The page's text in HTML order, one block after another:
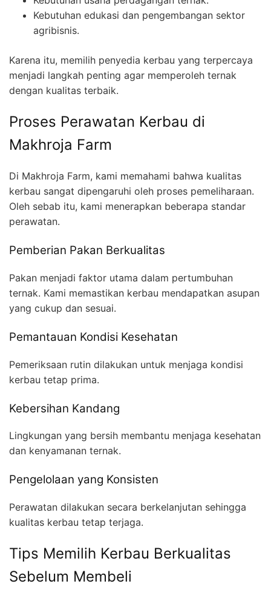
Kebutuhan edukasi dan pengembangan sektor
agribisnis.
Karena itu, memilih penyedia kerbau yang terpercaya
menjadi langkah penting agar memperoleh ternak
dengan kualitas terbaik.
Proses Perawatan Kerbau di
Makhroja Farm
Di Makhroja Farm, kami memahami bahwa kualitas
kerbau sangat dipengaruhi oleh proses pemeliharaan.
Oleh sebab itu, kami menerapkan beberapa standar
perawatan.
Pemberian Pakan Berkualitas
Pakan menjadi faktor utama dalam pertumbuhan
ternak. Kami memastikan kerbau mendapatkan asupan
yang cukup dan sesuai.
Pemantauan Kondisi Kesehatan
Pemeriksaan rutin dilakukan untuk menjaga kondisi
kerbau tetap prima.
Kebersihan Kandang
Lingkungan yang bersih membantu menjaga kesehatan
dan kenyamanan ternak.
Pengelolaan yang Konsisten
Perawatan dilakukan secara berkelanjutan sehingga
kualitas kerbau tetap terjaga.
Tips Memilih Kerbau Berkualitas
Sebelum Membeli